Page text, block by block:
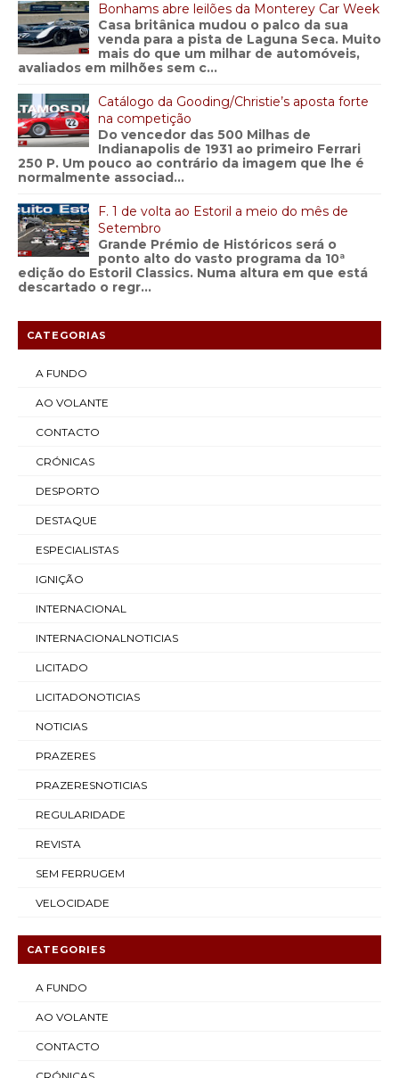
Bonhams abre leilões da Monterey Car Week
Casa britânica mudou o palco da sua
venda para a pista de Laguna Seca. Muito
mais do que um milhar de automóveis,
avaliados em milhões sem c...
Catálogo da Gooding/Christie’s aposta forte
na competição
Do vencedor das 500 Milhas de
Indianapolis de 1931 ao primeiro Ferrari
250 P. Um pouco ao contrário da imagem que lhe é
normalmente associad...
F. 1 de volta ao Estoril a meio do mês de
Setembro
Grande Prémio de Históricos será o
ponto alto do vasto programa da 10ª
edição do Estoril Classics. Numa altura em que está
descartado o regr...
CATEGORIAS
A FUNDO
AO VOLANTE
CONTACTO
CRÓNICAS
DESPORTO
DESTAQUE
ESPECIALISTAS
IGNIÇÃO
INTERNACIONAL
INTERNACIONALNOTICIAS
LICITADO
LICITADONOTICIAS
NOTICIAS
PRAZERES
PRAZERESNOTICIAS
REGULARIDADE
REVISTA
SEM FERRUGEM
VELOCIDADE
CATEGORIES
A FUNDO
AO VOLANTE
CONTACTO